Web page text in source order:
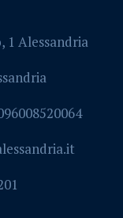
1 Alessandria